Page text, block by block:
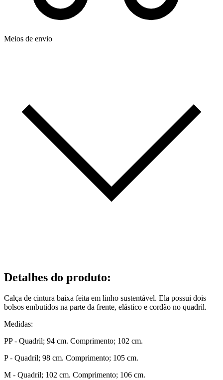
Meios de envio
Detalhes do produto:
Calça de cintura baixa feita em linho sustentável. Ela possui dois
bolsos embutidos na parte da frente, elástico e cordão no quadril.
Medidas:
PP - Quadril; 94 cm. Comprimento; 102 cm.
P - Quadril; 98 cm. Comprimento; 105 cm.
M - Quadril; 102 cm. Comprimento; 106 cm.